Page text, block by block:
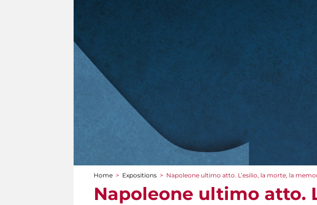
You are here
Home > Expositions > Napoleone ultimo atto. L’esilio, la morte, la
Napoleone ultimo atto.